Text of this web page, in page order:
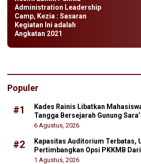
Administration Leadership
Camp, Kezia : Sasaran
Kegiatan Ini adalah
Angkatan 2021
Populer
#1
Kades Rainis Libatkan
Tangga Bersejarah Gunung
6 Agustus, 2026
#2
Kapasitas Auditorium Terbatas,
Pertimbangkan Opsi PKKMB
1 Agustus, 2026